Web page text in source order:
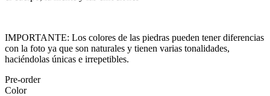
IMPORTANTE: Los colores de las piedras pueden tener diferencias
con la foto ya que son naturales y tienen varias tonalidades,
haciéndolas únicas e irrepetibles.
Pre-order
Color